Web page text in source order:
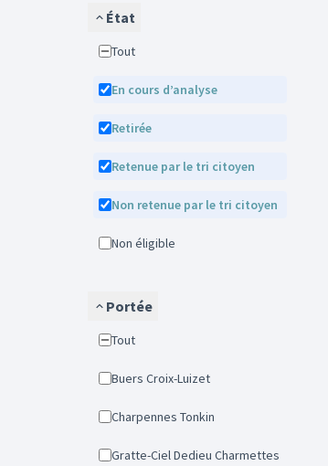
État
Tout
En cours d’analyse
Retirée
Retenue par le tri citoyen
Non retenue par le tri citoyen
Non éligible
Portée
Tout
Buers Croix-Luizet
Charpennes Tonkin
Gratte-Ciel Dedieu Charmettes